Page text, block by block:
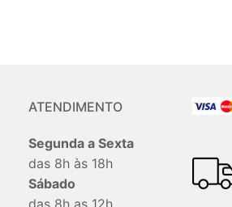
ATENDIMENTO
Segunda a Sexta
das 8h às 18h
Sábado
das 8h as 12h